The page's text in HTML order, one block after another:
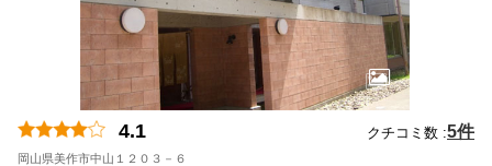
4.1 クチコミ数 :5件
岡山県美作市中山１２０３－６